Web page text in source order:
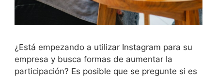
¿Está empezando a utilizar Instagram para su
empresa y busca formas de aumentar la
participación? Es posible que se pregunte si es